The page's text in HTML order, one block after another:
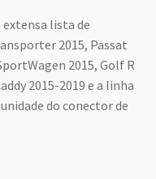
lista de
2015, Passat
2015, Golf R
2015-2019 e a linha
do conector de